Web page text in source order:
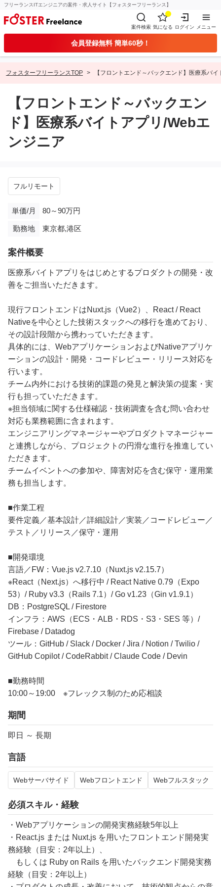
フリーランスITエンジニアの案件・求人サイト【フォスターフリーランス】
案件検索 気になる ログイン メニュー
会員登録無料 簡単60秒！
フォスターフリーランスTOP 【フロントエンド～バックエンド】医療系バ
【フロントエンド～バックエン
ド】医療系バイトアプリ/Webエ
ンジニア
フルリモート
単価/月 80～90万円
勤務地 東京都,港区
案件概要
医療系バイトアプリをはじめとするプロダクトの開発・改
善をご担当いただきます。
現行フロントエンドはNuxt.js（Vue2）、React / React
Nativeを中心とした技術スタックへの移行を進めており、
その設計段階から携わっていただきます。
具体的には、WebアプリケーションおよびNativeアプリケ
ーションの設計・開発・コードレビュー・リリース対応を
行います。
チーム内外における技術的課題の発見と解決策の提案・実
行も担っていただきます。
※担当領域に関する仕様確認・技術調査を含む問い合わせ
対応も業務範囲に含まれます。
エンジニアリングマネージャーやプロダクトマネージャー
と連携しながら、プロジェクトの円滑な進行を推進してい
ただきます。
チームイベントへの参加や、障害対応を含む保守・運用業
務も担当します。
■作業工程
要件定義／基本設計／詳細設計／実装／コードレビュー／
テスト／リリース／保守・運用
■開発環境
言語／FW：Vue.js v2.7.10（Nuxt.js v2.15.7）
※React（Next.js）へ移行中 / React Native 0.79（Expo
53）/ Ruby v3.3（Rails 7.1）/ Go v1.23（Gin v1.9.1）
DB：PostgreSQL / Firestore
インフラ：AWS（ECS・ALB・RDS・S3・SES 等）/
Firebase / Datadog
ツール：GitHub / Slack / Docker / Jira / Notion / Twilio /
GitHub Copilot / CodeRabbit / Claude Code / Devin
■勤務時間
10:00～19:00 ※フレックス制のため応相談
期間
即日 ～ 長期
言語
Webサーバサイド Webフロントエンド Webフルスタック
必須スキル・経験
・Webアプリケーションの開発実務経験5年以上
・React.js または Nuxt.js を用いたフロントエンド開発実
務経験（目安：2年以上）、
もしくは Ruby on Rails を用いたバックエンド開発実務
経験（目安：2年以上）